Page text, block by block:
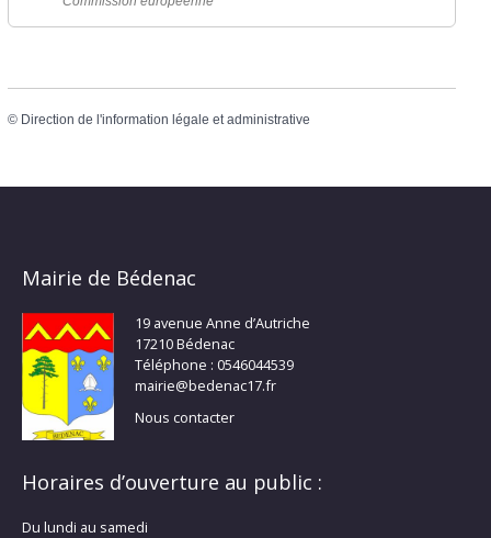
© Direction de l'information légale et administrative
Mairie de Bédenac
19 avenue Anne d’Autriche
17210 Bédenac
Téléphone : 0546044539
mairie@bedenac17.fr
Nous contacter
Horaires d’ouverture au public :
Du lundi au samedi